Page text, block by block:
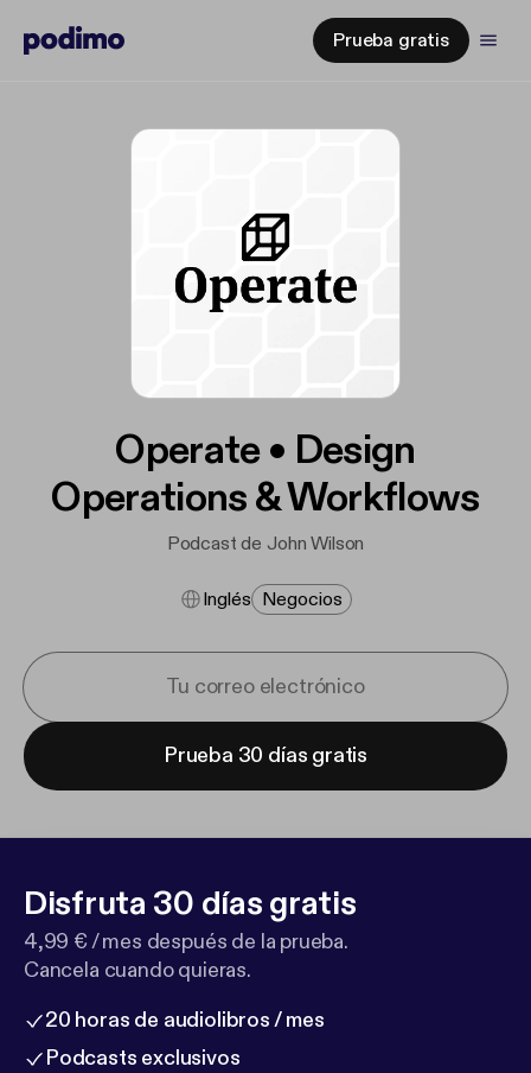
Prueba gratis
Operate • Design
Operations & Workflows
Podcast de John Wilson
Inglés Negocios
Prueba 30 días gratis
Disfruta 30 días gratis
4,99 € / mes después de la prueba.
Cancela cuando quieras.
20 horas de audiolibros / mes
Podcasts exclusivos